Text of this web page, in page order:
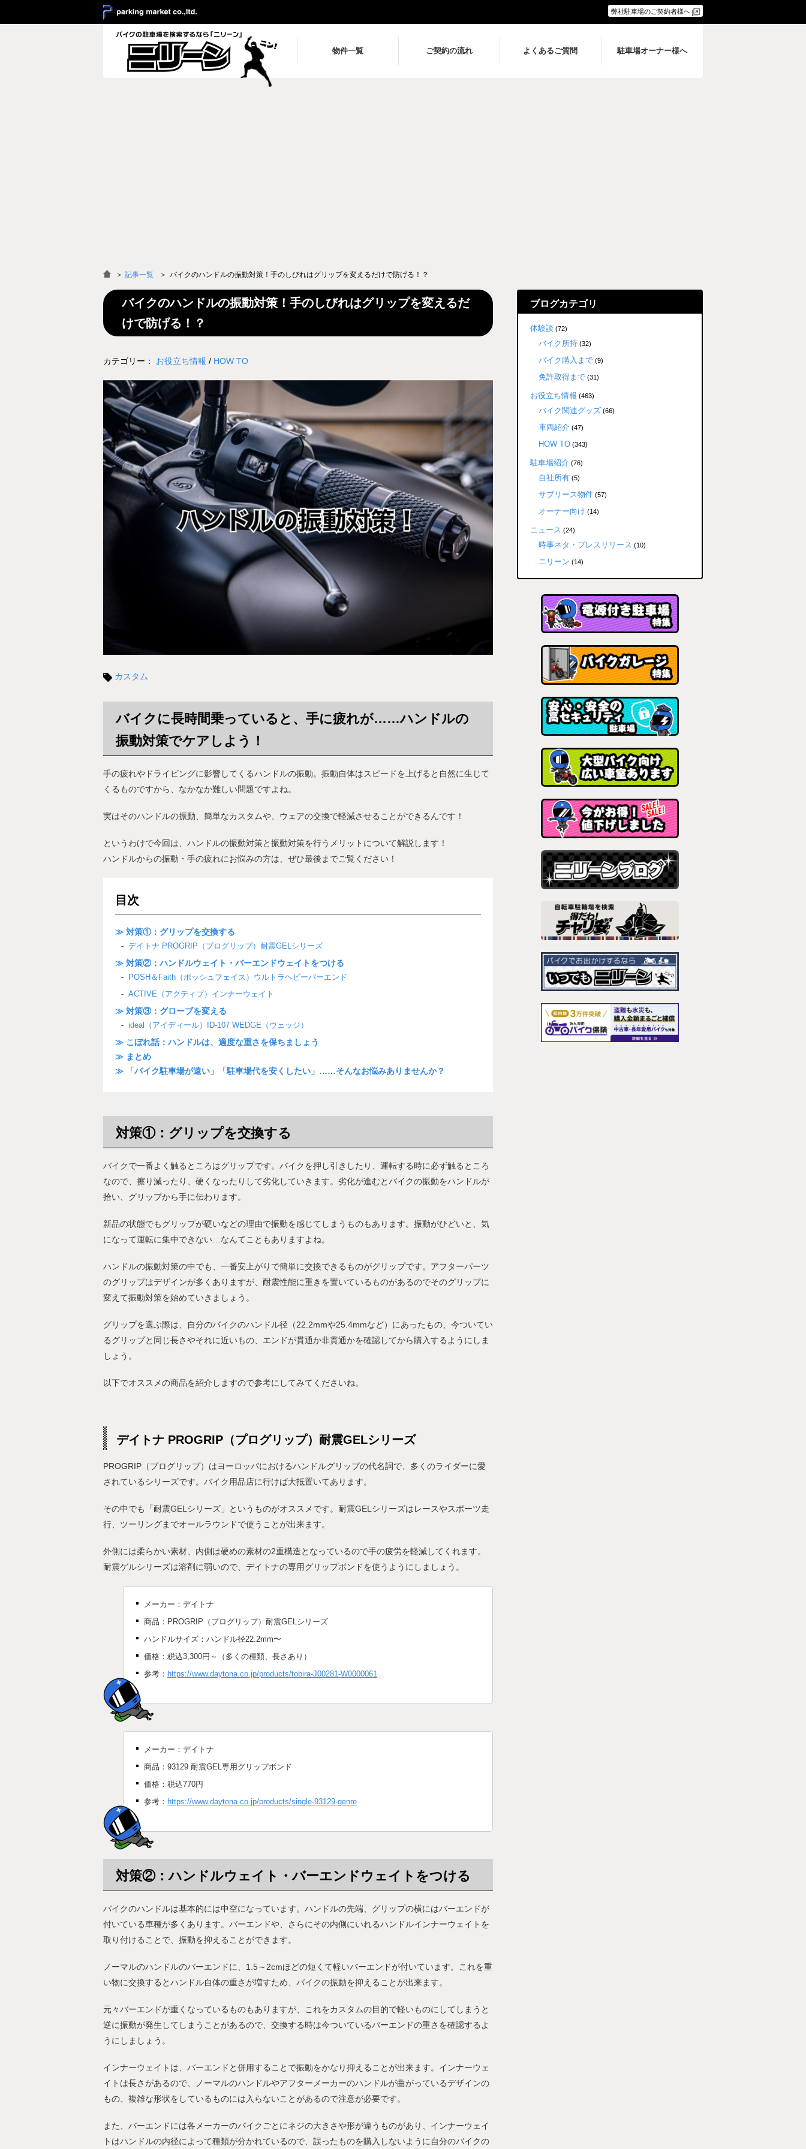
弊社駐車場のご契約者様へ
物件一覧 ご契約の流れ よくあるご質問 駐車場オーナー様へ
＞ 記事一覧 バイクのハンドルの振動対策！手のしびれはグリップを変えるだけで防げる！？
バイクのハンドルの振動対策！手のしびれはグリップを変えるだ
けで防げる！？
カテゴリー： お役立ち情報 / HOW TO
カスタム
バイクに長時間乗っていると、手に疲れが……ハンドルの
振動対策でケアしよう！
手の疲れやドライビングに影響してくるハンドルの振動。振動自体はスピードを上げると自然に生じて
くるものですから、なかなか難しい問題ですよね。
実はそのハンドルの振動、簡単なカスタムや、ウェアの交換で軽減させることができるんです！
というわけで今回は、ハンドルの振動対策と振動対策を行うメリットについて解説します！
ハンドルからの振動・手の疲れにお悩みの方は、ぜひ最後までご覧ください！
目次
≫ 対策①：グリップを交換する
デイトナ PROGRIP（プログリップ）耐震GELシリーズ
≫ 対策②：ハンドルウェイト・バーエンドウェイトをつける
POSH＆Faith（ポッシュフェイス）ウルトラヘビーバーエンド
ACTIVE（アクティブ）インナーウェイト
≫ 対策③：グローブを変える
ideal（アイディール）ID-107 WEDGE（ウェッジ）
≫ こぼれ話：ハンドルは、適度な重さを保ちましょう
≫ まとめ
≫ 「バイク駐車場が遠い」「駐車場代を安くしたい」……そんなお悩みありませんか？
対策①：グリップを交換する
バイクで一番よく触るところはグリップです。バイクを押し引きしたり、運転する時に必ず触るところ
なので、擦り減ったり、硬くなったりして劣化していきます。劣化が進むとバイクの振動をハンドルが
拾い、グリップから手に伝わります。
新品の状態でもグリップが硬いなどの理由で振動を感じてしまうものもあります。振動がひどいと、気
になって運転に集中できない…なんてこともありますよね。
ハンドルの振動対策の中でも、一番安上がりで簡単に交換できるものがグリップです。アフターパーツ
のグリップはデザインが多くありますが、耐震性能に重きを置いているものがあるのでそのグリップに
変えて振動対策を始めていきましょう。
グリップを選ぶ際は、自分のバイクのハンドル径（22.2mmや25.4mmなど）にあったもの、今ついてい
るグリップと同じ長さやそれに近いもの、エンドが貫通か非貫通かを確認してから購入するようにしま
しょう。
以下でオススメの商品を紹介しますので参考にしてみてくださいね。
デイトナ PROGRIP（プログリップ）耐震GELシリーズ
PROGRIP（プログリップ）はヨーロッパにおけるハンドルグリップの代名詞で、多くのライダーに愛
されているシリーズです。バイク用品店に行けば大抵置いてあります。
その中でも「耐震GELシリーズ」というものがオススメです。耐震GELシリーズはレースやスポーツ走
行、ツーリングまでオールラウンドで使うことが出来ます。
外側には柔らかい素材、内側は硬めの素材の2重構造となっているので手の疲労を軽減してくれます。
耐震ゲルシリーズは溶剤に弱いので、デイトナの専用グリップボンドを使うようにしましょう。
メーカー：デイトナ
商品：PROGRIP（プログリップ）耐震GELシリーズ
ハンドルサイズ：ハンドル径22.2mm〜
価格：税込3,300円～（多くの種類、長さあり）
参考： https://www.daytona.co.jp/products/tobira-J00281-W0000061
メーカー：デイトナ
商品：93129 耐震GEL専用グリップボンド
価格：税込770円
参考： https://www.daytona.co.jp/products/single-93129-genre
対策②：ハンドルウェイト・バーエンドウェイトをつける
バイクのハンドルは基本的には中空になっています。ハンドルの先端、グリップの横にはバーエンドが
付いている車種が多くあります。バーエンドや、さらにその内側にいれるハンドルインナーウェイトを
取り付けることで、振動を抑えることができます。
ノーマルのハンドルのバーエンドに、1.5～2cmほどの短くて軽いバーエンドが付いています。これを重
い物に交換するとハンドル自体の重さが増すため、バイクの振動を抑えることが出来ます。
元々バーエンドが重くなっているものもありますが、これをカスタムの目的で軽いものにしてしまうと
逆に振動が発生してしまうことがあるので、交換する時は今ついているバーエンドの重さを確認するよ
うにしましょう。
インナーウェイトは、バーエンドと併用することで振動をかなり抑えることが出来ます。インナーウェ
イトは長さがあるので、ノーマルのハンドルやアフターメーカーのハンドルが曲がっているデザインの
もの、複雑な形状をしているものには入らないことがあるので注意が必要です。
また、バーエンドには各メーカーのバイクごとにネジの大きさや形が違うものがあり、インナーウェイ
トはハンドルの内径によって種類が分かれているので、誤ったものを購入しないように自分のバイクの
ブログカテゴリ
体験談 (72)
バイク所持 (32)
バイク購入まで (9)
免許取得まで (31)
お役立ち情報 (463)
バイク関連グッズ (66)
車両紹介 (47)
HOW TO (343)
駐車場紹介 (76)
自社所有 (5)
サブリース物件 (57)
オーナー向け (14)
ニュース (24)
時事ネタ・プレスリリース (10)
ニリーン (14)